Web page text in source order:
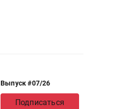
Выпуск #07/26
Подписаться